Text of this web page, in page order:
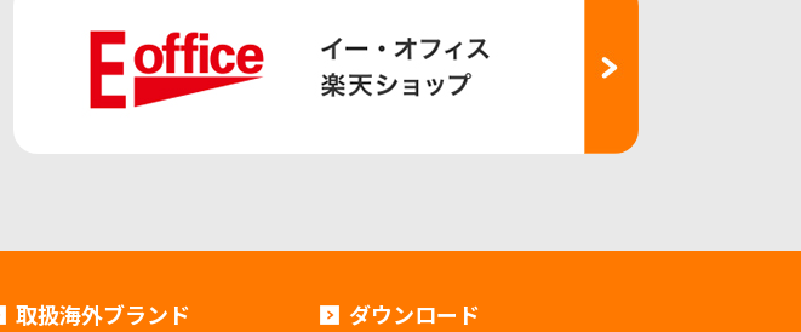
取扱海外ブランド ダウンロード